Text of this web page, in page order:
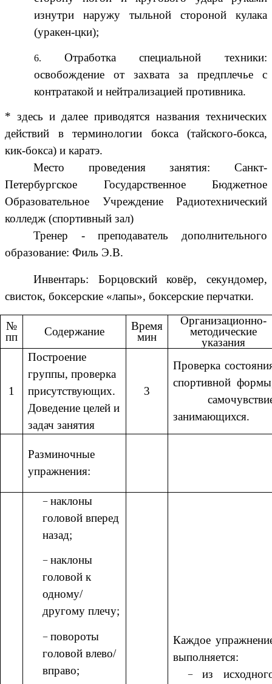
изнутри наружу тыльной стороной кулака
(уракен-цки);
Отработка специальной техники:
освобождение от захвата за предплечье с
контратакой и нейтрализацией противника.
* здесь и далее приводятся названия технических
действий в терминологии бокса (тайского-бокса,
кик-бокса) и каратэ.
Место проведения занятия: Санкт-
Петербургское Государственное Бюджетное
Образовательное Учреждение Радиотехнический
колледж (спортивный зал)
Тренер - преподаватель дополнительного
образование: Филь Э.В.
Инвентарь: Борцовский ковёр, секундомер,
свисток, боксерские «лапы», боксерские перчатки.
№
пп
Содержание
Время
мин
Организационно-
методические
указания
1
Построение
группы, проверка
присутствующих.
Доведение целей и
задач занятия
3
Проверка
спортивной
занимающихся.
Разминочные
упражнения:
наклоны
головой вперед
назад;
наклоны
головой к
одному/
другому плечу;
повороты
головой влево/
вправо;
Каждое
выполняется:
из